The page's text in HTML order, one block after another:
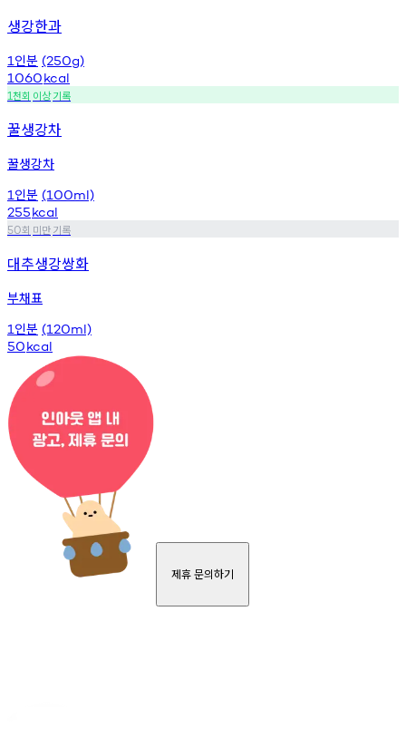
생강한과
1 인분 (250g)
1060kcal
1천회 이상기록
꿀생강차
꿀생강차
1 인분 (100ml)
255kcal
50회 미만기록
대추생강쌍화
부채표
1 인분 (120ml)
50kcal
제휴 문의하기